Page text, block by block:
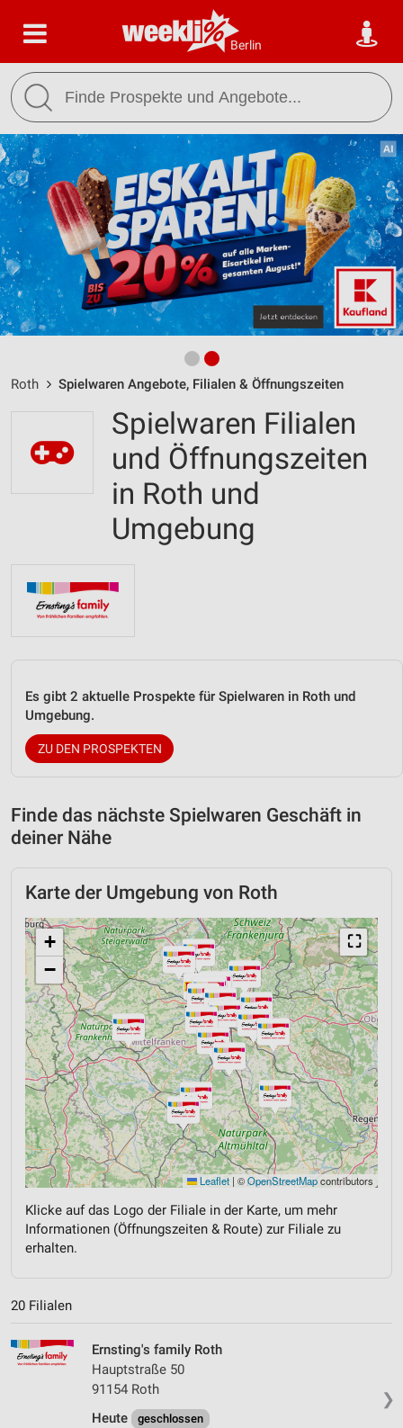
Berlin
Roth Spielwaren Angebote, Filialen & Öffnungszeiten
Spielwaren Filialen
und Öffnungszeiten
in Roth und
Umgebung
Es gibt 2 aktuelle Prospekte für Spielwaren in Roth und
Umgebung.
ZU DEN PROSPEKTEN
Finde das nächste Spielwaren Geschäft in
deiner Nähe
Karte der Umgebung von Roth
⛶
+
−
Leaflet | ©OpenStreetMapcontributors
Klicke auf das Logo der Filiale in der Karte, um mehr
Informationen (Öffnungszeiten & Route) zur Filiale zu
erhalten.
20 Filialen
❯
Ernsting's family Roth
Hauptstraße 50
91154 Roth
Heute
geschlossen